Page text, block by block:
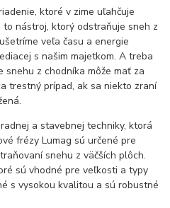
ktoré v zime uľahčuje
to nástroj, ktorý odstraňuje sneh z
veľa času a energie
s našim majetkom. A treba
z chodníka môže mať za
trestný prípad, ak sa niekto zraní
a stavebnej techniky, ktorá
frézy Lumag sú určené pre
snehu z väčších plôch.
sú vhodné pre veľkosti a typy
s vysokou kvalitou a sú robustné